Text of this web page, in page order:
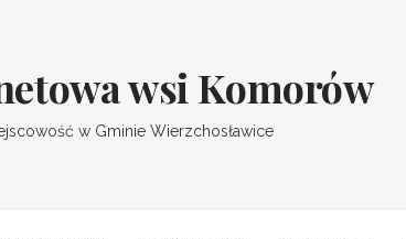
wsi Komorów
w Gminie Wierzchosławice